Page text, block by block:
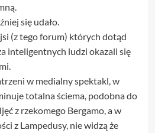
się udało.
(z tego forum) których dotąd
inteligentnych ludzi okazali się
w medialny spektakl, w
totalna ściema, podobna do
z rzekomego Bergamo, a w
z Lampedusy, nie widzą że